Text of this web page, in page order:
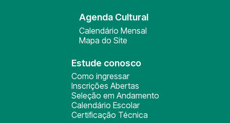
Agenda Cultural
Calendário Mensal
Mapa do Site
Estude conosco
Como ingressar
Inscrições Abertas
Seleção em Andamento
Calendário Escolar
Certificação Técnica